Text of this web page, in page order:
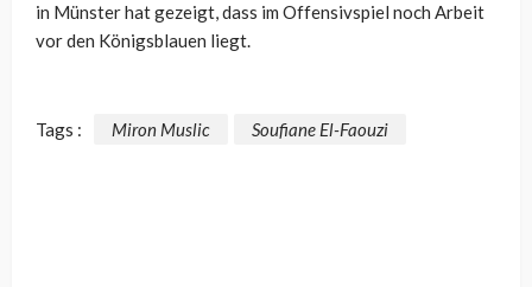
in Münster hat gezeigt, dass im Offensivspiel noch Arbeit
vor den Königsblauen liegt.
Tags : Miron Muslic Soufiane El-Faouzi